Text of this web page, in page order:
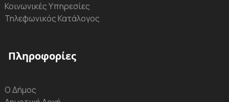
Κοινωνικές Υπηρεσίες
Τηλεφωνικός Κατάλογος
Πληροφορίες
Ο Δήμος